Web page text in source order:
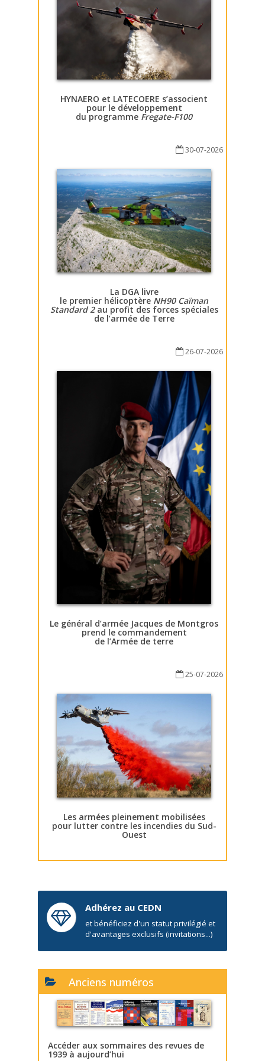
HYNAERO et LATECOERE s’associent
pour le développement
du programme Fregate-F100
30-07-2026
La DGA livre
le premier hélicoptère NH90 Caïman
Standard 2au profit des forces spéciales
de l’armée de Terre
26-07-2026
Le général d’armée Jacques de Montgros
prend le commandement
de l’Armée de terre
25-07-2026
Les armées pleinement mobilisées
pour lutter contre les incendies du Sud-
Ouest
Adhérez au CEDN
et bénéficiez d'un statut privilégié et
d'avantages exclusifs (invitations...)
Anciens numéros
Accéder aux sommaires des revues de
1939 à aujourd’hui